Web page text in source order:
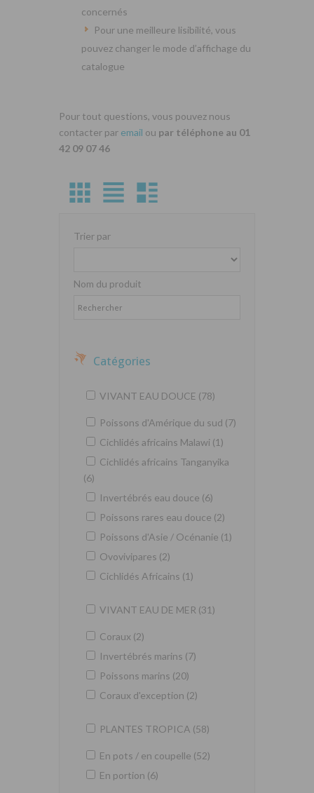
concernés
Pour une meilleure lisibilité, vous
pouvez changer le mode d’affichage du
catalogue
Pour tout questions, vous pouvez nous
contacter par email ou par téléphone au 01
42 09 07 46
Trier par
Nom du produit
Catégories
VIVANT EAU DOUCE (78)
Poissons d'Amérique du sud (7)
Cichlidés africains Malawi (1)
Cichlidés africains Tanganyika
(6)
Invertébrés eau douce (6)
Poissons rares eau douce (2)
Poissons d'Asie / Océnanie (1)
Ovovivipares (2)
Cichlidés Africains (1)
VIVANT EAU DE MER (31)
Coraux (2)
Invertébrés marins (7)
Poissons marins (20)
Coraux d'exception (2)
PLANTES TROPICA (58)
En pots / en coupelle (52)
En portion (6)